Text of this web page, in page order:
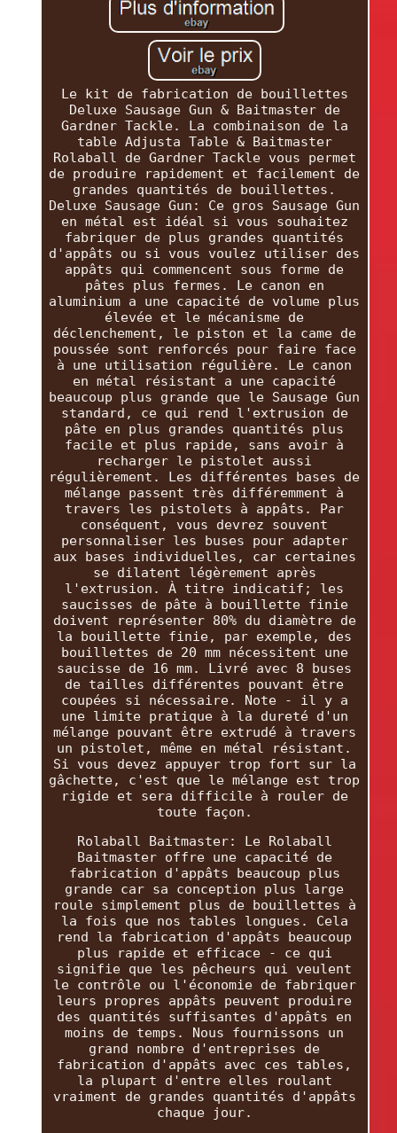
Le kit de fabrication de bouillettes
Deluxe Sausage Gun & Baitmaster de
Gardner Tackle. La combinaison de la
table Adjusta Table & Baitmaster
Rolaball de Gardner Tackle vous permet
de produire rapidement et facilement de
grandes quantités de bouillettes.
Deluxe Sausage Gun: Ce gros Sausage Gun
en métal est idéal si vous souhaitez
fabriquer de plus grandes quantités
d'appâts ou si vous voulez utiliser des
appâts qui commencent sous forme de
pâtes plus fermes. Le canon en
aluminium a une capacité de volume plus
élevée et le mécanisme de
déclenchement, le piston et la came de
poussée sont renforcés pour faire face
à une utilisation régulière. Le canon
en métal résistant a une capacité
beaucoup plus grande que le Sausage Gun
standard, ce qui rend l'extrusion de
pâte en plus grandes quantités plus
facile et plus rapide, sans avoir à
recharger le pistolet aussi
régulièrement. Les différentes bases de
mélange passent très différemment à
travers les pistolets à appâts. Par
conséquent, vous devrez souvent
personnaliser les buses pour adapter
aux bases individuelles, car certaines
se dilatent légèrement après
l'extrusion. À titre indicatif; les
saucisses de pâte à bouillette finie
doivent représenter 80% du diamètre de
la bouillette finie, par exemple, des
bouillettes de 20 mm nécessitent une
saucisse de 16 mm. Livré avec 8 buses
de tailles différentes pouvant être
coupées si nécessaire. Note - il y a
une limite pratique à la dureté d'un
mélange pouvant être extrudé à travers
un pistolet, même en métal résistant.
Si vous devez appuyer trop fort sur la
gâchette, c'est que le mélange est trop
rigide et sera difficile à rouler de
toute façon.
Rolaball Baitmaster: Le Rolaball
Baitmaster offre une capacité de
fabrication d'appâts beaucoup plus
grande car sa conception plus large
roule simplement plus de bouillettes à
la fois que nos tables longues. Cela
rend la fabrication d'appâts beaucoup
plus rapide et efficace - ce qui
signifie que les pêcheurs qui veulent
le contrôle ou l'économie de fabriquer
leurs propres appâts peuvent produire
des quantités suffisantes d'appâts en
moins de temps. Nous fournissons un
grand nombre d'entreprises de
fabrication d'appâts avec ces tables,
la plupart d'entre elles roulant
vraiment de grandes quantités d'appâts
chaque jour.